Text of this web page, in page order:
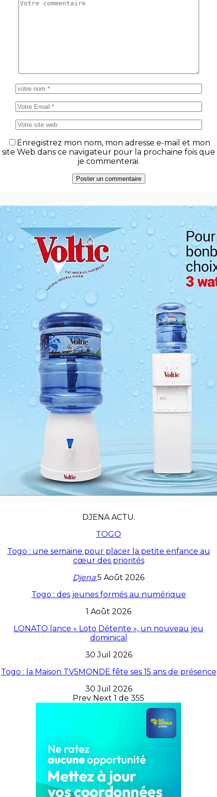
Enregistrez mon nom, mon adresse e-mail et mon
site Web dans ce navigateur pour la prochaine fois que
je commenterai.
DJENA ACTU.
TOGO
Togo : une semaine pour placer la petite enfance au
cœur des priorités
Djena5 Août 2026
Togo : des jeunes formés au numérique
1 Août 2026
LONATO lance « Loto Détente », un nouveau jeu
dominical
30 Juil 2026
Togo : la Maison TV5MONDE fête ses 15 ans de présence
30 Juil 2026
Prev Next 1 de 355